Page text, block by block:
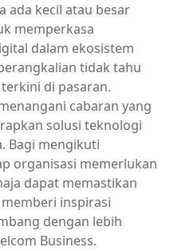
ada kecil atau besar
memperkasa
dalam ekosistem
tidak tahu
di pasaran.
cabaran yang
solusi teknologi
Bagi mengikuti
organisasi memerlukan
dapat memastikan
inspirasi
dengan lebih
Business.